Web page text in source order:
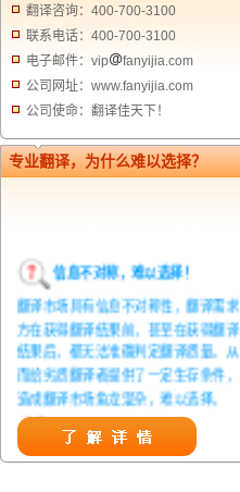
翻译咨询：400-700-3100
联系电话：400-700-3100
电子邮件：vip
fanyijia.com
公司网址：www.fanyijia.com
公司使命：翻译佳天下！
专业翻译，为什么难以选择？
翻译市场具有信息不对称性，翻译需求
方在获得翻译结果前，甚至在获得翻译
结果后，都无法准确判定翻译质量。从
而给劣质翻译者提供了一定生存条件，
造成翻译市场鱼龙混杂，难以选择。
翻译家，值得信赖！
翻译家是经过时间考验和市场选择的优